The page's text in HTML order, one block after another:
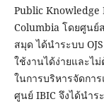
Public Knowledge
Columbia โดยศูนย์
สมุด ได้นำระบบ
ใช้งานได้ง่ายและไ
ในการบริหารจัดกา
ศูนย์ IBIC จึงได้นำร